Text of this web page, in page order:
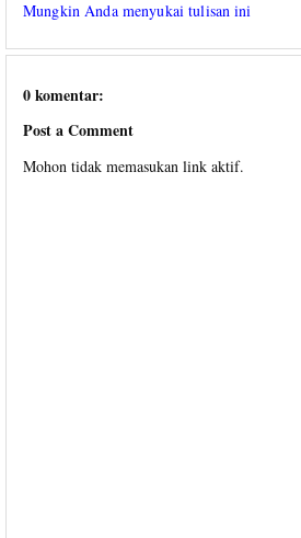
Mungkin Anda menyukai tulisan ini
0 komentar:
Post a Comment
Mohon tidak memasukan link aktif.